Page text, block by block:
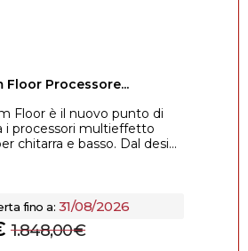
Floor Processore...
Floor è il nuovo punto di
i processori multieffetto
chitarra e basso. Dal desi...
fino a: 31/08/2026
€
1.848,00